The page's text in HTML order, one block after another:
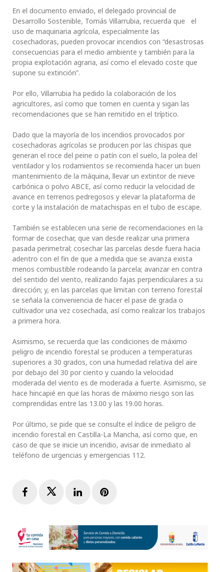
En el documento enviado, el delegado provincial de
Desarrollo Sostenible, Tomás Villarrubia, recuerda que el
uso de maquinaria agrícola, especialmente las
cosechadoras, pueden provocar incendios con “desastrosas
consecuencias para el medio ambiente y también para la
propia explotación agraria, así como el elevado coste que
supone su extinción”.
Por ello, Villarrubia ha pedido la colaboración de los
agricultores, así como que tomen en cuenta y sigan las
recomendaciones que se han remitido en el tríptico.
Dado que la mayoría de los incendios provocados por
cosechadoras agrícolas se producen por las chispas que
generan el roce del peine o patín con el suelo, la polea del
ventilador y los rodamientos se recomienda hacer un buen
mantenimiento de la máquina, llevar un extintor de nieve
carbónica o polvo ABCE, así como reducir la velocidad de
avance en terrenos pedregosos y elevar la plataforma de
corte y la instalación de matachispas en el tubo de escape.
También se establecen una serie de recomendaciones en la
formar de cosechar, que van desde realizar una primera
pasada perimetral; cosechar las parcelas desde fuera hacia
adentro con el fin de que a medida que se avanza exista
menos combustible rodeando la parcela; avanzar en contra
del sentido del viento, realizando fajas perpendiculares a su
dirección; y, en las parcelas que limitan con terreno forestal
se señala la conveniencia de hacer el pase de grada o
cultivador una vez cosechada, así como realizar los trabajos
a primera hora.
Asimismo, se recuerda que las condiciones de máximo
peligro de incendio forestal se producen a temperaturas
superiores a 30 grados, con una humedad relativa del aire
por debajo del 30 por ciento y cuando la velocidad
moderada del viento es de moderada a fuerte. Asimismo, se
hace hincapié en que las horas de máximo riesgo son las
comprendidas entre las 13.00 y las 19.00 horas.
Por último, se pide que se consulte el índice de peligro de
incendio forestal en Castilla-La Mancha, así como que, en
caso de que se inicie un incendio, avisar de inmediato al
teléfono de urgencias y emergencias 112.
FacebookTwitterLinkedInPinterest